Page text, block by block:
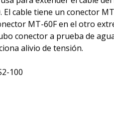
El cable tiene un conector
MT-60F en el otro
conector a prueba de
alivio de tensión.
100